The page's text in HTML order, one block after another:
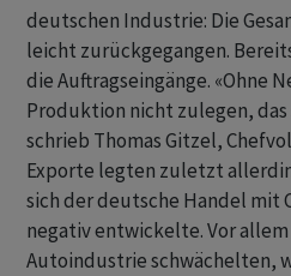
deutschen Industrie: Die
leicht zurückgegangen.
die Auftragseingänge. «Ohne
Produktion nicht zulegen,
schrieb Thomas Gitzel,
Exporte legten zuletzt
sich der deutsche Handel mit
negativ entwickelte. Vor
Autoindustrie schwächelten,